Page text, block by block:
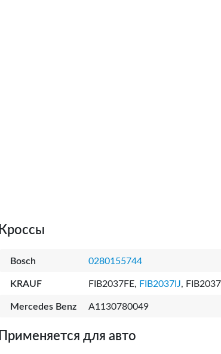
Кроссы
Bosch 0280155744
KRAUF FIB2037FE, FIB2037IJ,
Mercedes Benz A1130780049
Применяется для авто